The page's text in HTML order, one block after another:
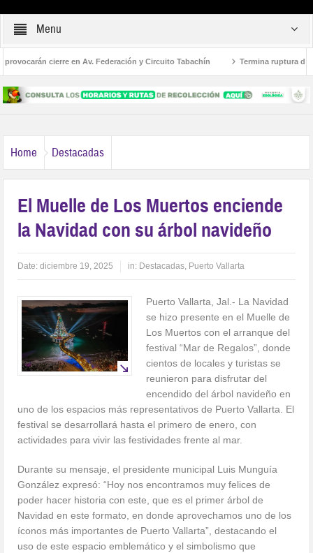
Menu
cierre en Av. Federación y Circuito Tabachín Termina ruptura
robo a Karely Ruiz
Home Destacadas
El Muelle de Los Muertos enciende
la Navidad con su árbol navideño
Date:diciembre 19, 2025 in: Destacadas, Puerto Vallarta
Puerto Vallarta, Jal.- La Navidad
se hizo presente en el Muelle de
Los Muertos con el arranque del
festival “Mar de Regalos”, donde
cientos de locales y turistas se
reunieron para disfrutar del
encendido del árbol navideño en
uno de los espacios más representativos de Puerto Vallarta. El
festival se desarrollará hasta el primero de enero, con
actividades para vivir las festividades frente al mar.
Durante su mensaje, el presidente municipal Luis Munguía
González expresó: “Hoy nos encontramos muy felices de
poder hacer historia con este, que es el primer árbol de
Navidad en este formato, en donde aprovechamos uno de los
íconos más importantes de Puerto Vallarta”, destacando el
uso de este espacio emblemático y el simbolismo que